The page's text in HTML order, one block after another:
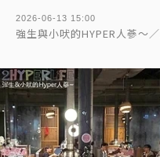
2026-06-13 15:00
強生與小吠的HYPER人蔘～／